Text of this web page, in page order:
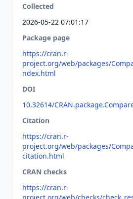
Collected
2026-05-22 07:01:17
Package page
https://cran.r-
project.org/web/packages/
ndex.html
DOI
10.32614/
Citation
https://cran.r-
project.org/web/packages/
citation.html
CRAN checks
https://cran.r-